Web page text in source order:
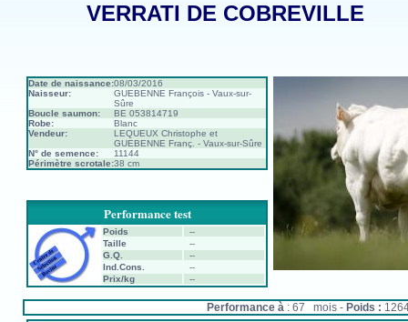
VERRATI DE COBREVILLE
Date de naissance:08/03/2016
Naisseur:
GUEBENNE François - Vaux-sur-
Sûre
Boucle saumon:
BE 053814719
Robe:
Blanc
Vendeur:
LEQUEUX Christophe et
GUEBENNE Franç. - Vaux-sur-Sûre
N° de semence:
11144
Périmètre scrotale:38 cm
Performance test
Poids
--
Taille
--
G.Q.
--
Ind.Cons.
--
Prix/kg
--
Performance à : 67 mois - Poids :